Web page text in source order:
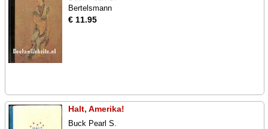
Bertelsmann
€ 11.95
Halt, Amerika!
Buck Pearl S.